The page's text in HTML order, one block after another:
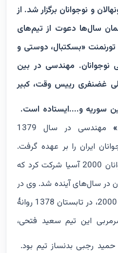
و نوجوانان برگزار شد. از
سال‌ها دعوت از تیم‌های
«بسکتبال، دوستی و
نوجوانان. مهندسی در بین
غضنفری رییس وقت، کبیر
سوریه و....ایستاده است.
مهندسی در سال 1379
ایران را بر عهده گرفت.
این تیم در رقابت‌های جوانان 2000 آسیا شرکت کرد که
در سال‌های آینده شد. وی در
مراحل اردویی تیم جوانان 2000، در تابستان 1378 روانۀ
این تیم سعید فتحی،
رجبی بدنساز تیم بود.